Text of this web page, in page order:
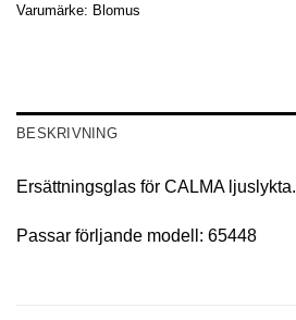
Varumärke: Blomus
BESKRIVNING
Ersättningsglas för CALMA ljuslykta.
Passar förljande modell: 65448